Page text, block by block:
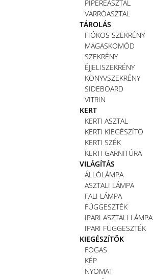
PIPEREASZTAL
VARRÓASZTAL
TÁROLÁS
FIÓKOS SZEKRÉNY
MAGASKOMÓD
SZEKRÉNY
ÉJJELISZEKRÉNY
KÖNYVSZEKRÉNY
SIDEBOARD
VITRIN
KERT
KERTI ASZTAL
KERTI KIEGÉSZÍTŐ
KERTI SZÉK
KERTI GARNITÚRA
VILÁGÍTÁS
ÁLLÓLÁMPA
ASZTALI LÁMPA
FALI LÁMPA
FÜGGESZTÉK
IPARI ASZTALI LÁMPA
IPARI FÜGGESZTÉK
KIEGÉSZÍTŐK
FOGAS
KÉP
NYOMAT